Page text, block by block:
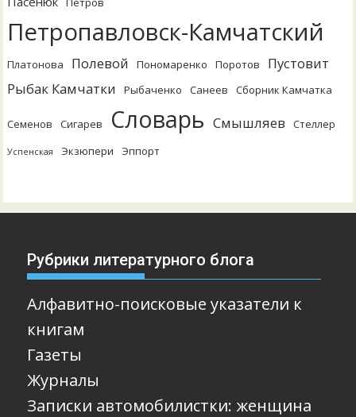
Петропавловск-Камчатский
Платонова Полевой Пономаренко Поротов
Пустовит
Рыбак Камчатки
Рыбаченко Санеев Сборник Камчатка
Семенов Сигарев Словарь Смышляев Стеллер
Успенская Экзюпери Эппорт
Рубрики литературного блога
Алфавитно-поисковые указатели к
книгам
Газеты
Журналы
Записки автомобилистки: женщина